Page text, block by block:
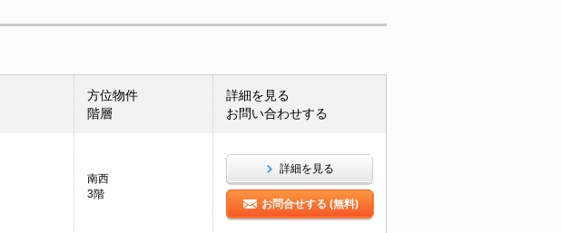
方位物件
階層
詳細を見る
お問い合わせする
南西
3階
詳細を見る
お問合せする (無料)